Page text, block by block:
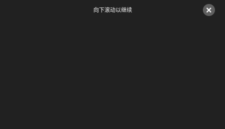
×
向下滚动以继续